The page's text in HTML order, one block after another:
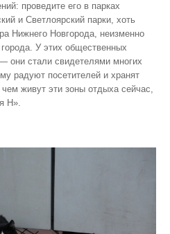
проведите его в парках
и Светлоярский парки, хоть
Нижнего Новгорода, неизменно
У этих общественных
они стали свидетелями многих
радуют посетителей и хранят
живут эти зоны отдыха сейчас,
Н».